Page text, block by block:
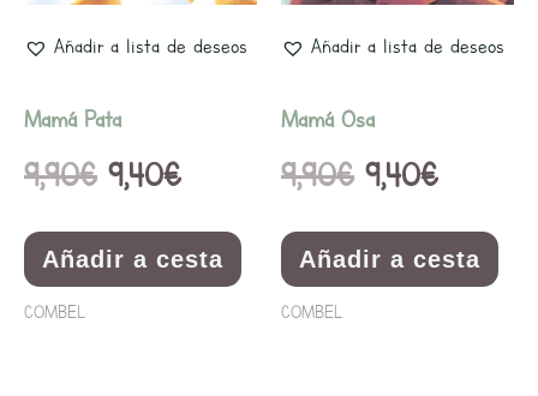
Añadir a lista de deseos
Mamá Pata
9,90€ 9,40€
Añadir a cesta
COMBEL
Añadir a lista de deseos
Mamá Osa
9,90€ 9,40€
Añadir a cesta
COMBEL